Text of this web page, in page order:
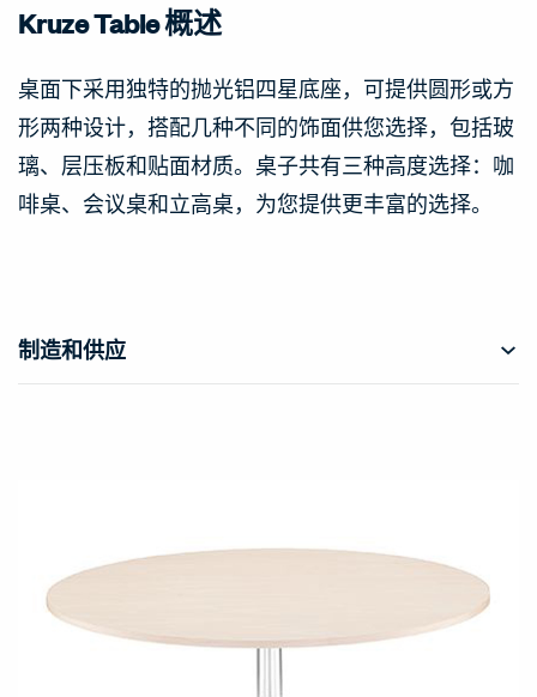
Kruze Table 概述
桌面下采用独特的抛光铝四星底座，可提供圆形或方
形两种设计，搭配几种不同的饰面供您选择，包括玻
璃、层压板和贴面材质。桌子共有三种高度选择：咖
啡桌、会议桌和立高桌，为您提供更丰富的选择。
制造和供应